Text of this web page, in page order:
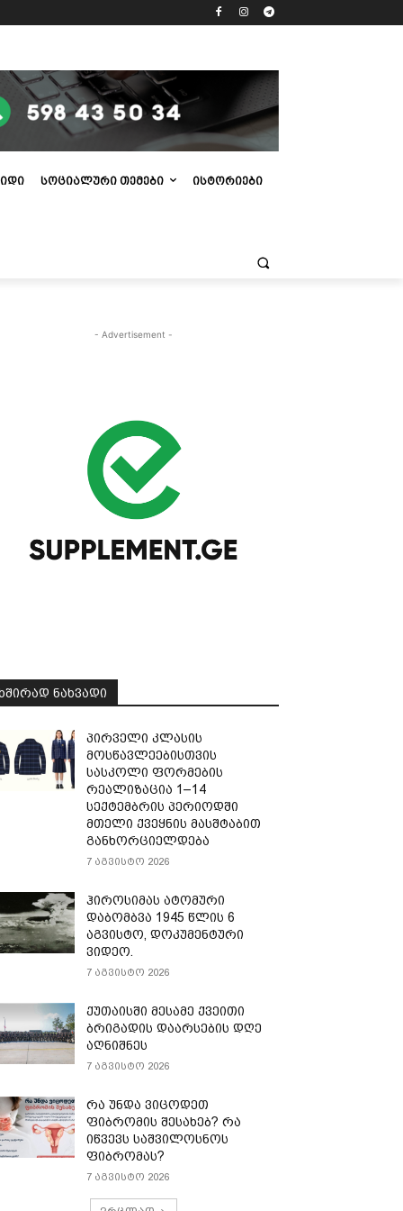
ᲡᲝᲪᲘᲐᲚᲣᲠᲘ ᲗᲔᲛᲔᲑᲘ ᲘᲡᲢᲝᲠᲘᲔᲑᲘ
- Advertisement -
ᲜᲐᲮᲕᲐᲓᲘ
პირველი კლასის
მოსწავლეებისთვის
სასკოლი ფორმების
რეალიზაცია 1–14
სექტემბრის პერიოდში
მთელი ქვეყნის მასშტაბით
განხორციელდება
7 აგვისტო 2026
ჰიროსიმას ატომური
დაბომბვა 1945 წლის 6
აგვისტო, დოკუმენტური
ვიდეო.
7 აგვისტო 2026
ქუთაისში მესამე ქვეითი
ბრიგადის დაარსების დღე
აღნიშნეს
7 აგვისტო 2026
რა უნდა ვიცოდეთ
ფიბრომის შესახებ? რა
იწვევს საშვილოსნოს
ფიბრომას?
7 აგვისტო 2026